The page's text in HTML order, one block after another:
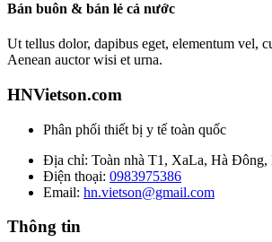
Bán buôn & bán lẻ cả nước
Ut tellus dolor, dapibus eget, elementum vel,
Aenean auctor wisi et urna.
HNVietson.com
Phân phối thiết bị y tế toàn quốc
Địa chỉ: Toàn nhà T1, XaLa, Hà Đông,
Điện thoại: 0983975386
Email: hn.vietson@gmail.com
Thông tin